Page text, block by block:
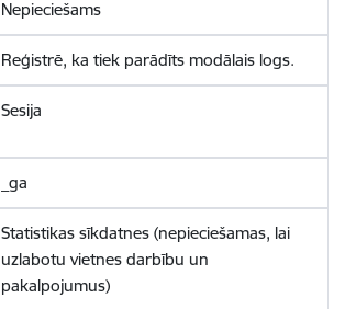
Nepieciešams
Reģistrē, ka tiek parādīts modālais logs.
Sesija
_ga
Statistikas sīkdatnes (nepieciešamas, lai
uzlabotu vietnes darbību un
pakalpojumus)